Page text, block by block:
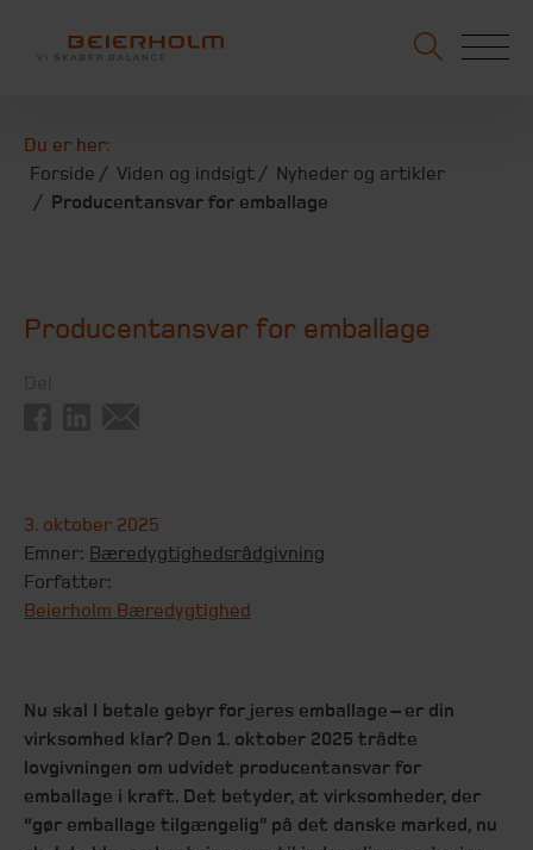
Du er her:
Forside
Viden og indsigt
Nyheder og artikler
Producentansvar for emballage
Producentansvar for emballage
3. oktober 2025
Emner: Bæredygtighedsrådgivning
Forfatter:
Beierholm Bæredygtighed
Nu skal I betale gebyr for jeres emballage – er din
virksomhed klar? Den 1. oktober 2025 trådte
lovgivningen om udvidet producentansvar for
emballage i kraft. Det betyder, at virksomheder, der
“gør emballage tilgængelig” på det danske marked, nu